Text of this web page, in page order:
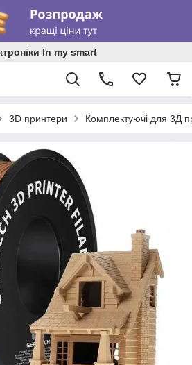
In my smart
3D принтери Комплектуючі для 3Д